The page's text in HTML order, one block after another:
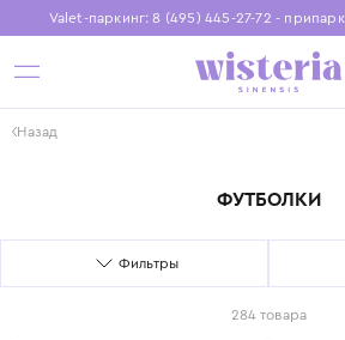
Valet-паркинг: 8 (495) 445-27-72 -
Бесплатная доставка при заказе
Установите приложение, чтобы
Назад
ФУТБОЛКИ
Фильтры
284 товара